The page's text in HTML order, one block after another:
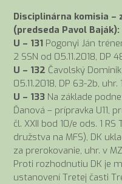
Disciplinárna komisia –
(predseda Pavol Baják):
U – 131 Pogonyi Ján
2 SSN od 05.11.2018, DP
U – 132 Čavolský
05.11.2018, DP 63-2b, uhr.
U – 133 Na základe
Ďanová – prípravka U11,
čl. XXII bod 10/e ods. 1
družstva na MFS), DK
za prerokovanie, uhr. v
Proti rozhodnutiu DK je
ustanovení Tretej časti